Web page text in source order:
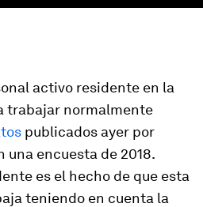
activo residente en la
trabajar normalmente
publicados ayer por
una encuesta de 2018.
es el hecho de que esta
teniendo en cuenta la